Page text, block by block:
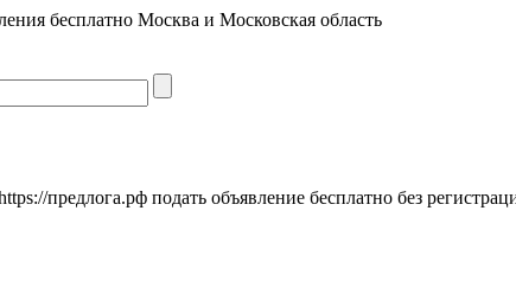
бесплатно Москва и Московская область
предлога.рф подать объявление бесплатно без